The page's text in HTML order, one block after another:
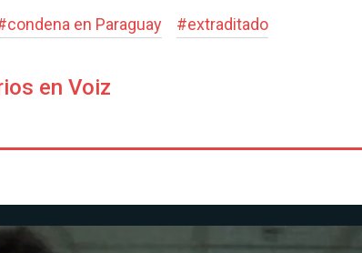
condena en Paraguay #extraditado
en Voiz